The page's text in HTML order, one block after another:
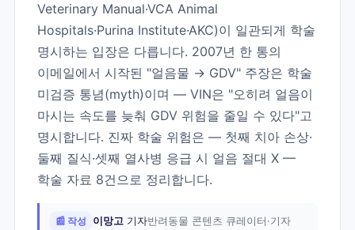
Veterinary Manual·VCA Animal
Hospitals·Purina Institute·AKC)이 일관되게 학술
명시하는 입장은 다릅니다. 2007년 한 통의
이메일에서 시작된 "얼음물 → GDV" 주장은 학술
미검증 통념(myth)이며 — VIN은 "오히려 얼음이
마시는 속도를 늦춰 GDV 위험을 줄일 수 있다"고
명시합니다. 진짜 학술 위험은 — 첫째 치아 손상·
둘째 질식·셋째 열사병 응급 시 얼음 절대 X —
학술 자료 8건으로 정리합니다.
📰 작성 이망고 기자반려동물 콘텐츠 큐레이터·기자